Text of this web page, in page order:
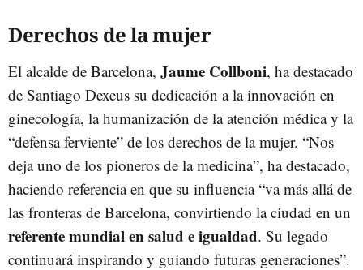
Derechos de la mujer
El alcalde de Barcelona, Jaume Collboni, ha destacado
de Santiago Dexeus su dedicación a la innovación en
ginecología, la humanización de la atención médica y la
“defensa ferviente” de los derechos de la mujer. “Nos
deja uno de los pioneros de la medicina”, ha destacado,
haciendo referencia en que su influencia “va más allá de
las fronteras de Barcelona, convirtiendo la ciudad en un
referente mundial en salud e igualdad. Su legado
continuará inspirando y guiando futuras generaciones”.